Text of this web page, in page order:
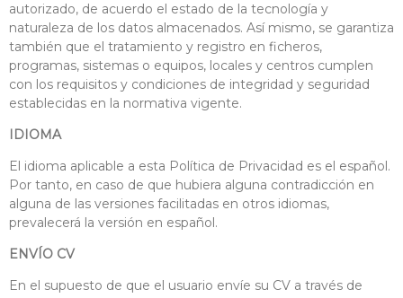
autorizado, de acuerdo el estado de la tecnología y
naturaleza de los datos almacenados. Así mismo, se garantiza
también que el tratamiento y registro en ficheros,
programas, sistemas o equipos, locales y centros cumplen
con los requisitos y condiciones de integridad y seguridad
establecidas en la normativa vigente.
IDIOMA
El idioma aplicable a esta Política de Privacidad es el español.
Por tanto, en caso de que hubiera alguna contradicción en
alguna de las versiones facilitadas en otros idiomas,
prevalecerá la versión en español.
ENVÍO CV
En el supuesto de que el usuario envíe su CV a través de